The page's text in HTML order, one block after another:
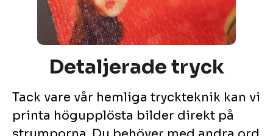
Detaljerade tryck
Tack vare vår hemliga tryckteknik kan vi
printa högupplösta bilder direkt på